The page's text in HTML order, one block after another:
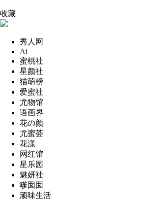
收藏
秀人网
Ai
蜜桃社
星颜社
猫萌榜
爱蜜社
尤物馆
语画界
花の颜
尤蜜荟
花漾
网红馆
星乐园
魅妍社
嗲囡囡
顽味生活